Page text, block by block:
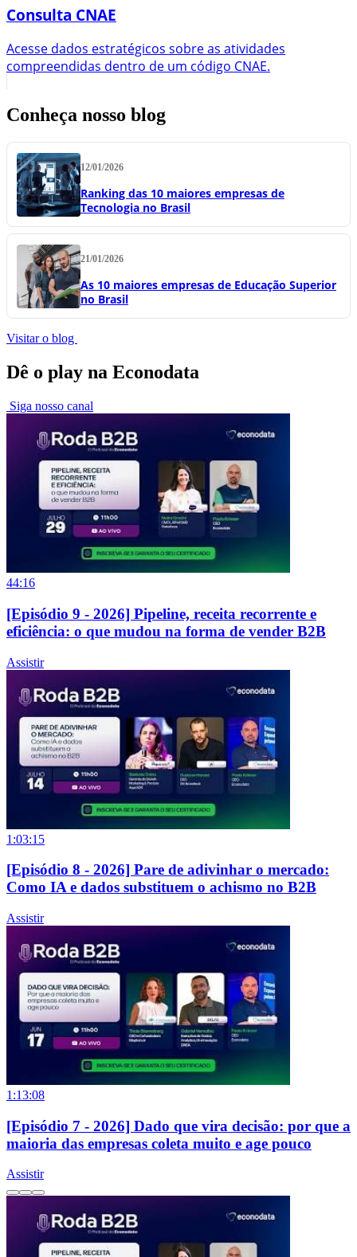
Consulta CNAE
Acesse dados estratégicos sobre as atividades
compreendidas dentro de um código CNAE.
Conheça nosso blog
12/01/2026
Ranking das 10 maiores empresas de
Tecnologia no Brasil
21/01/2026
As 10 maiores empresas de Educação Superior
no Brasil
Visitar o blog
Dê o play na Econodata
Siga nosso canal
44:16
[Episódio 9 - 2026] Pipeline, receita recorrente e
eficiência: o que mudou na forma de vender B2B
Assistir
1:03:15
[Episódio 8 - 2026] Pare de adivinhar o mercado:
Como IA e dados substituem o achismo no B2B
Assistir
1:13:08
[Episódio 7 - 2026] Dado que vira decisão: por que a
maioria das empresas coleta muito e age pouco
Assistir